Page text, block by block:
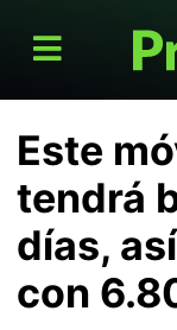
Este
tendrá
días,
con